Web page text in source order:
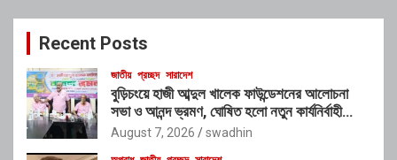
c
Recent Posts
জাতীয় প্রচ্ছদ সারাদেশ
বুড়িচংয়ে হাজী আব্দুল খালেক ফাউন্ডেশনের আলোচনা
সভা ও আনন্দ ভ্রমণ, ঘোষিত হলো নতুন কার্যনির্বাহী
কমিটি
August 7, 2026 swadhin